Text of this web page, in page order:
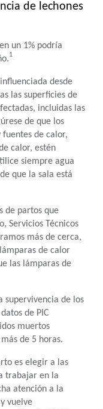
de lechones
un 1% podría
1
desde
las superficies de
incluidas las
de que los
de calor,
calor, estén
siempre agua
que la sala está
de partos que
Servicios Técnicos
más de cerca,
de calor
las lámparas de
supervivencia de los
de PIC
muertos
de 5 horas.
es elegir a las
trabajar en la
atención a la
vuelve